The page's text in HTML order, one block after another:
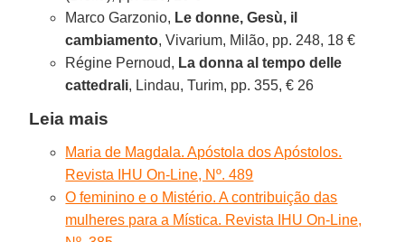
Marco Garzonio, Le donne, Gesù, il
cambiamento, Vivarium, Milão, pp. 248, 18 €
Régine Pernoud, La donna al tempo delle
cattedrali, Lindau, Turim, pp. 355, € 26
Leia mais
Maria de Magdala. Apóstola dos Apóstolos.
Revista IHU On-Line, Nº. 489
O feminino e o Mistério. A contribuição das
mulheres para a Mística. Revista IHU On-Line,